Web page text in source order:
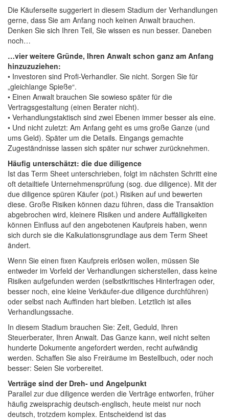
Die Käuferseite suggeriert in diesem Stadium der Verhandlungen
gerne, dass Sie am Anfang noch keinen Anwalt brauchen.
Denken Sie sich Ihren Teil, Sie wissen es nun besser. Daneben
noch…
…vier weitere Gründe, Ihren Anwalt schon ganz am Anfang
hinzuzuziehen:
• Investoren sind Profi-Verhandler. Sie nicht. Sorgen Sie für
„gleichlange Spieße“.
• Einen Anwalt brauchen Sie sowieso später für die
Vertragsgestaltung (einen Berater nicht).
• Verhandlungstaktisch sind zwei Ebenen immer besser als eine.
• Und nicht zuletzt: Am Anfang geht es ums große Ganze (und
ums Geld). Später um die Details. Eingangs gemachte
Zugeständnisse lassen sich später nur schwer zurücknehmen.
Häufig unterschätzt: die due diligence
Ist das Term Sheet unterschrieben, folgt im nächsten Schritt eine
oft detailtiefe Unternehmensprüfung (sog. due diligence). Mit der
due diligence spüren Käufer (pot.) Risiken auf und bewerten
diese. Große Risiken können dazu führen, dass die Transaktion
abgebrochen wird, kleinere Risiken und andere Auffälligkeiten
können Einfluss auf den angebotenen Kaufpreis haben, wenn
sich durch sie die Kalkulationsgrundlage aus dem Term Sheet
ändert.
Wenn Sie einen fixen Kaufpreis erlösen wollen, müssen Sie
entweder im Vorfeld der Verhandlungen sicherstellen, dass keine
Risiken aufgefunden werden (selbstkritisches Hinterfragen oder,
besser noch, eine kleine Verkäufer-due diligence durchführen)
oder selbst nach Auffinden hart bleiben. Letztlich ist alles
Verhandlungssache.
In diesem Stadium brauchen Sie: Zeit, Geduld, Ihren
Steuerberater, Ihren Anwalt. Das Ganze kann, weil nicht selten
hunderte Dokumente angefordert werden, recht aufwändig
werden. Schaffen Sie also Freiräume im Bestellbuch, oder noch
besser: Seien Sie vorbereitet.
Verträge sind der Dreh- und Angelpunkt
Parallel zur due diligence werden die Verträge entworfen, früher
häufig zweisprachig deutsch-englisch, heute meist nur noch
deutsch, trotzdem komplex. Entscheidend ist das